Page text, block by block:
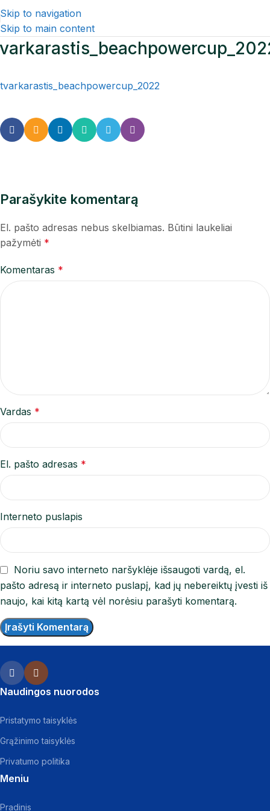
Skip to navigation
Skip to main content
tvarkarastis_beachpowercup_2022
Parašykite komentarą
El. pašto adresas nebus skelbiamas. Būtini laukeliai
pažymėti *
Komentaras *
Vardas *
El. pašto adresas *
Interneto puslapis
Noriu savo interneto naršyklėje išsaugoti vardą, el.
pašto adresą ir interneto puslapį, kad jų nebereiktų įvesti iš
naujo, kai kitą kartą vėl norėsiu parašyti komentarą.
Naudingos nuorodos
Pristatymo taisyklės
Grąžinimo taisyklės
Privatumo politika
Meniu
Pradinis